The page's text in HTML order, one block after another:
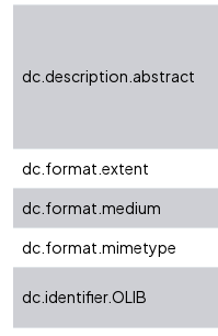
dc.description.abstract
dc.format.extent
dc.format.medium
dc.format.mimetype
dc.identifier.OLIB